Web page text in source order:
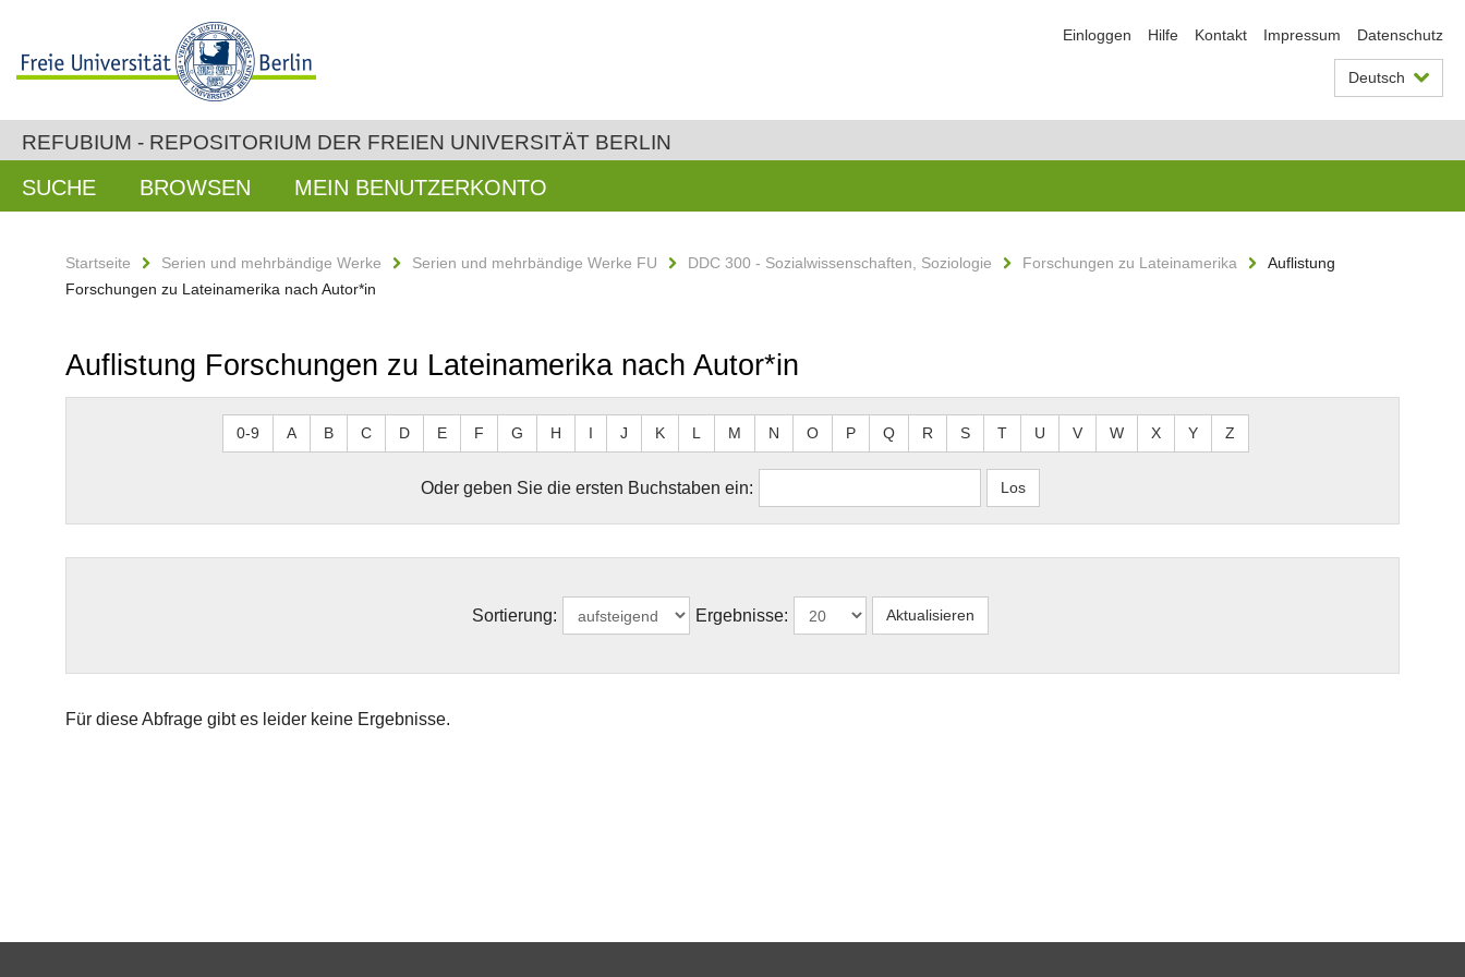
Einloggen Hilfe Kontakt Impressum Datenschutz
Deutsch
REFUBIUM - REPOSITORIUM DER FREIEN UNIVERSITÄT BERLIN
SUCHE BROWSEN MEIN BENUTZERKONTO
Startseite Serien und mehrbändige Werke Serien und mehrbändige Werke FU DDC 300 - Sozialwissenschaften, Soziologie Forschungen zu Lateinamerika
Auflistung
Forschungen zu Lateinamerika nach Autor*in
Auflistung Forschungen zu Lateinamerika nach Autor*in
0-9 A B C D E F G H I J K L M N O P Q R S T U V W X Y Z
Oder geben Sie die ersten Buchstaben ein:
Sortierung: Ergebnisse:
Für diese Abfrage gibt es leider keine Ergebnisse.